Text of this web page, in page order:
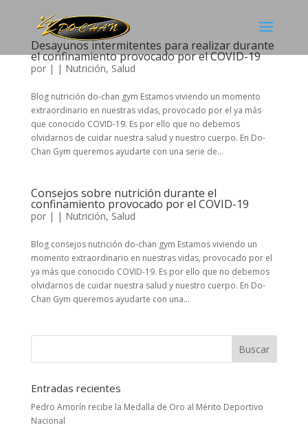
Desayunos intermitentes para realizar durante
el confinamiento provocado por el COVID-19
por | | Nutrición, Salud
Blog nutrición do-chan gym Estamos viviendo un momento
extraordinario en nuestras vidas, provocado por el ya más
que conocido COVID-19. Es por ello que no debemos
olvidarnos de cuidar nuestra salud y nuestro cuerpo. En Do-
Chan Gym queremos ayudarte con una serie de...
Consejos sobre nutrición durante el
confinamiento provocado por el COVID-19
por | | Nutrición, Salud
Blog consejos nutrición do-chan gym Estamos viviendo un
momento extraordinario en nuestras vidas, provocado por el
ya más que conocido COVID-19. Es por ello que no debemos
olvidarnos de cuidar nuestra salud y nuestro cuerpo. En Do-
Chan Gym queremos ayudarte con una...
Entradas recientes
Pedro Amorín recibe la Medalla de Oro al Mérito Deportivo
Nacional